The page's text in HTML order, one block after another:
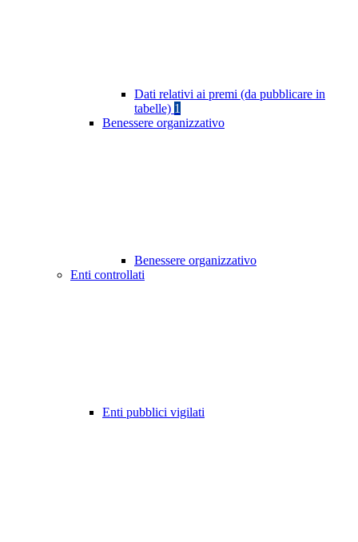
Dati relativi ai premi (da pubblicare in
tabelle) 1
Benessere organizzativo
Benessere organizzativo
Enti controllati
Enti pubblici vigilati